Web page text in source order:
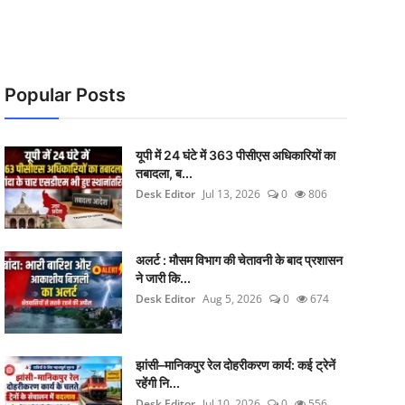
Popular Posts
यूपी में 24 घंटे में 363 पीसीएस अधिकारियों का
तबादला, ब...
Desk Editor Jul 13, 2026 0 806
अलर्ट : मौसम विभाग की चेतावनी के बाद प्रशासन
ने जारी कि...
Desk Editor Aug 5, 2026 0 674
झांसी–मानिकपुर रेल दोहरीकरण कार्य: कई ट्रेनें
रहेंगी नि...